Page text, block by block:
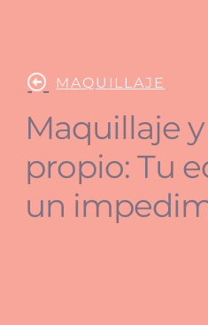
MAQUILLAJE
Maquillaje
propio: Tu
un